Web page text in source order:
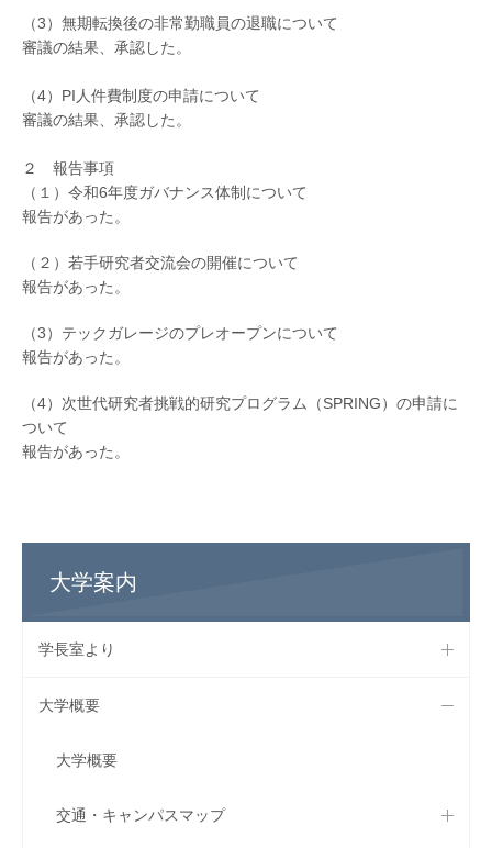
（3）無期転換後の非常勤職員の退職について
審議の結果、承認した。
（4）PI人件費制度の申請について
審議の結果、承認した。
２ 報告事項
（１）令和6年度ガバナンス体制について
報告があった。
（２）若手研究者交流会の開催について
報告があった。
（3）テックガレージのプレオープンについて
報告があった。
（4）次世代研究者挑戦的研究プログラム（SPRING）の申請に
ついて
報告があった。
大学案内
学長室より
大学概要
大学概要
交通・キャンパスマップ